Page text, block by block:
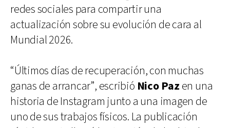
redes sociales para compartir una
actualización sobre su evolución de cara al
Mundial 2026.
“Últimos días de recuperación, con muchas
ganas de arrancar”, escribió Nico Paz en una
historia de Instagram junto a una imagen de
uno de sus trabajos físicos. La publicación